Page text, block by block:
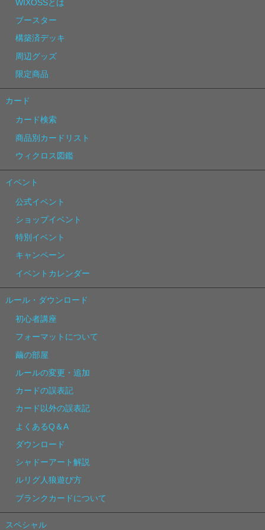
WIXOSSとは
ブースター
構築済デッキ
周辺グッズ
限定商品
カード
カード検索
商品別カードリスト
ウィクロス図鑑
イベント
公式イベント
ショップイベント
特別イベント
キャンペーン
イベントカレンダー
ルール・ダウンロード
初心者講座
フォーマットについて
繭の部屋
ルールの変更・追加
カードの誤表記
カード以外の誤表記
よくあるQ＆A
ダウンロード
シャドーアート解説
ルリグ人狼遊び方
ブランクカードについて
スペシャル